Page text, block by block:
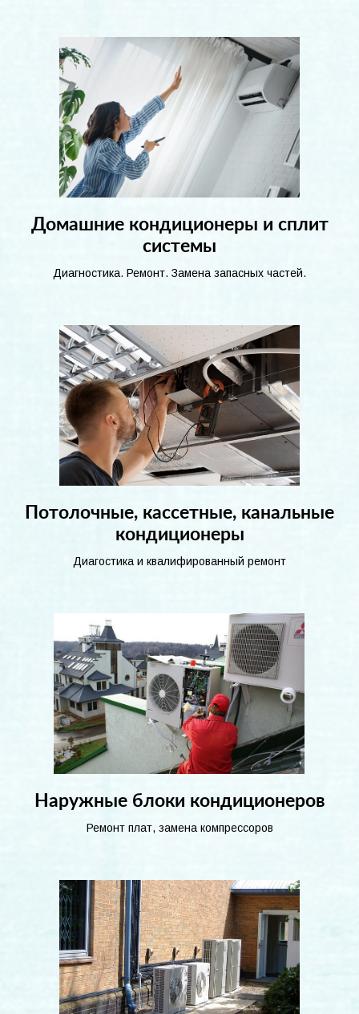
Домашние кондиционеры и сплит
системы
Диагностика. Ремонт. Замена запасных частей.
Потолочные, кассетные, канальные
кондиционеры
Диагостика и квалифированный ремонт
Наружные блоки кондиционеров
Ремонт плат, замена компрессоров